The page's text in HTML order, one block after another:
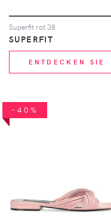
Superfit rot 38
SUPERFIT
ENTDECKEN SIE
-40%